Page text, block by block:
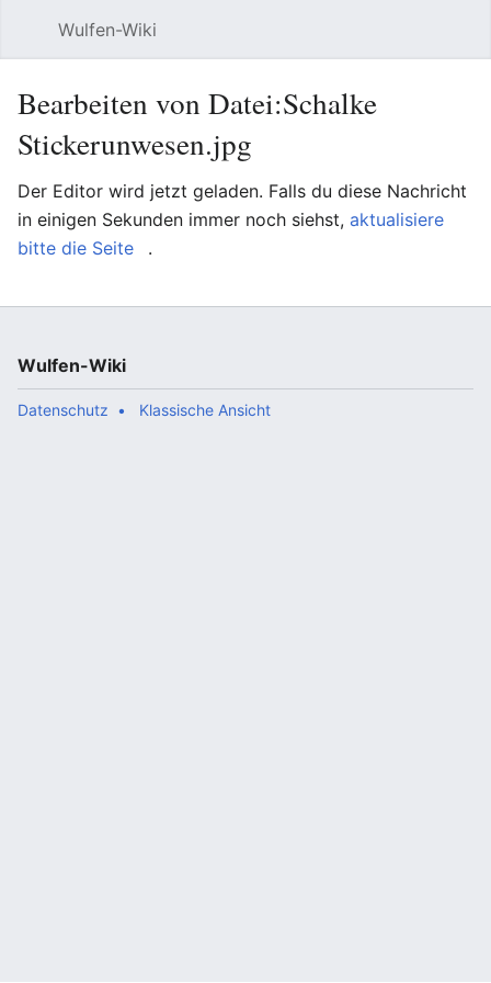
Wulfen-Wiki
Bearbeiten von Datei:Schalke
Stickerunwesen.jpg
Der Editor wird jetzt geladen. Falls du diese Nachricht
in einigen Sekunden immer noch siehst, aktualisiere
bitte die Seite
.
Wulfen-Wiki
Datenschutz Klassische Ansicht